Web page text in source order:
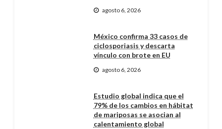
agosto 6, 2026
México confirma 33 casos de
ciclosporiasis y descarta
vínculo con brote en EU
agosto 6, 2026
Estudio global indica que el
79% de los cambios en hábitat
de mariposas se asocian al
calentamiento global